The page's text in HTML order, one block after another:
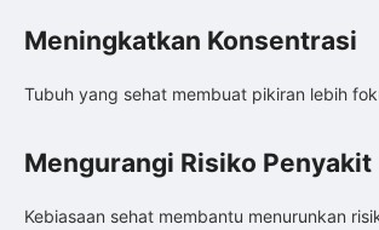
Meningkatkan Konsentrasi
Tubuh yang sehat membuat pikiran lebih
Mengurangi Risiko Penyakit
Kebiasaan sehat membantu menurunkan